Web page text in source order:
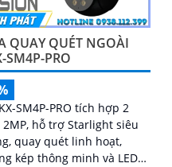
QUAY QUÉT NGOÀI
SM4P-PRO
SM4P-PRO tích hợp 2
hỗ trợ Starlight siêu
quay quét linh hoạt,
kép thông minh và LED